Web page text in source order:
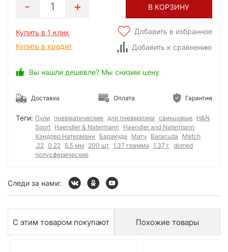
1 В КОРЗИНУ
Купить в 1 клик
Купить в кредит
Добавить в избранное
Добавить к сравнению
Вы нашли дешевле? Мы снизим цену
Доставка Оплата Гарантия
Теги: Пули пневматические для пневматики свинцовые H&N
Sport Haendler & Natermann
Haendler and Natermann
Хэндлер Натерманн
Баракуда Матч Baracuda
Match
.22 0.22 5.5 мм 200 шт 1.37 грамма 1.37 г
domed
полусферические
Следи за нами:
С этим товаром покупают Похожие товары